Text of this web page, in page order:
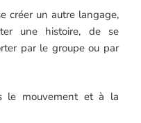
créer un autre langage,
une histoire, de se
par le groupe ou par
le mouvement et à la